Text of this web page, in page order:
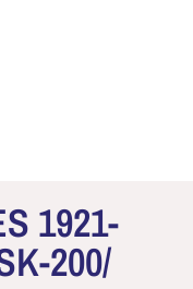
1921-
200/